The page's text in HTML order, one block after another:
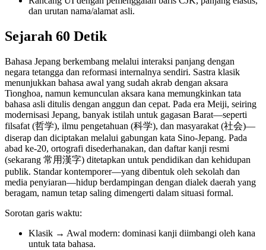
dan urutan nama/alamat asli.
Sejarah 60 Detik
Bahasa Jepang berkembang melalui interaksi panjang dengan
negara tetangga dan reformasi internalnya sendiri. Sastra klasik
menunjukkan bahasa awal yang sudah akrab dengan aksara
Tionghoa, namun kemunculan aksara kana memungkinkan tata
bahasa asli ditulis dengan anggun dan cepat. Pada era Meiji, seiring
modernisasi Jepang, banyak istilah untuk gagasan Barat—seperti
filsafat (哲学), ilmu pengetahuan (科学), dan masyarakat (社会)—
diserap dan diciptakan melalui gabungan kata Sino-Jepang. Pada
abad ke-20, ortografi disederhanakan, dan daftar kanji resmi
(sekarang 常用漢字) ditetapkan untuk pendidikan dan kehidupan
publik. Standar kontemporer—yang dibentuk oleh sekolah dan
media penyiaran—hidup berdampingan dengan dialek daerah yang
beragam, namun tetap saling dimengerti dalam situasi formal.
Sorotan garis waktu:
Klasik → Awal modern: dominasi kanji diimbangi oleh kana
untuk tata bahasa.